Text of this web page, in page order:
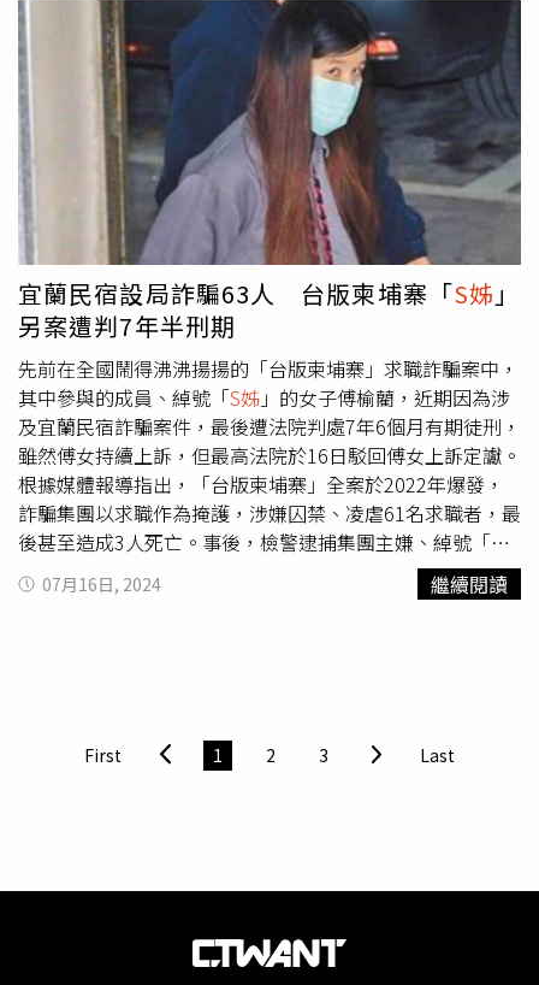
分，檢察官及其等於原審明示僅就第一審判決之刑上訴，除
關於刑之部分外，第一審判決之其餘部分，並不在原審之審
判範圍。其等就論罪事項再為爭執，顯非上訴第三審之適法
理由。最高院審酌，原審及第一審之量刑及定應執行刑，並
無檢察官及傅榆藺、陳樺韋、蔡博臣、鄭育賢、謝承佑、呂
政儀、鄭建宏、吳郁群、郭宏明、鄭文誠、張家豪、劉宏
翊、邱柏倫、李佳文、吳政龍、周長鴻、陳義方等人上訴意
旨所指量刑、定刑不當，或未依法酌減其刑之情形。此部分
上訴意旨，核係就原審得為裁量之職權行使、原判決已斟酌
說明及於量刑結果無影響之事項，依憑己意而為指摘，均非
適法上訴第三審之理由。檢察官及傅榆藺等19人之上訴均違
背法律上之程式，皆應駁回。
「林志玲真的很會生！」、「這麼難約也給妳約到，辛苦
啦」、「恭喜S姐找到那麼美的星二代合照」、「真的是未
來女神林志玲的接班人Lily，漂亮氣質出眾」沒想到該篇PO
文也釣出林志玲現身留言，並以「親媽」的語氣配合演出，
「Lily真的好漂亮喔，喜歡喜歡，乾媽小S本人更是漂亮，女
兒如此乖巧，長得又如仙女下凡真的很幸福。」
宜蘭民宿設局詐騙63人 台版柬埔寨「S姊 」
另案遭判7年半刑期
先前在全國鬧得沸沸揚揚的「台版柬埔寨」求職詐騙案中，
其中參與的成員、綽號「S姊 」的女子傅榆藺，近期因為涉
及宜蘭民宿詐騙案件，最後遭法院判處7年6個月有期徒刑，
雖然傅女持續上訴，但最高法院於16日駁回傅女上訴定讞。
根據媒體報導指出，「台版柬埔寨」全案於2022年爆發，
詐騙集團以求職作為掩護，涉嫌囚禁、凌虐61名求職者，最
後甚至造成3人死亡。事後，檢警逮捕集團主嫌、綽號「藍
道」的杜承哲，擔任驗車手、綽號「
」的傅榆藺，綽號
茶董的男子陳樺韋等29人。後續傅女與陳男在一審階段均遭
傅榆藺除了涉及台版柬埔寨詐騙案外，同時也涉及其他詐騙
案件。傅女曾於2022年5月以「今晚打老虎」、「美女媽
一審法院判決傅女7年6個月有期徒刑，雖然傅女後續持續提
上訴，最高法院則於16日駁回上訴，維持一審7年6個月的
07月16日, 2024 繼續閱讀
First 1 2 3 Last